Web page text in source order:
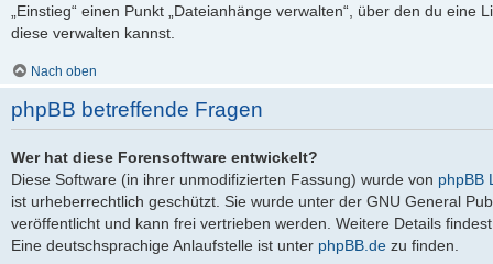
„Einstieg“ einen Punkt „Dateianhänge verwalten“, über den du
diese verwalten kannst.
Nach oben
phpBB betreffende Fragen
Wer hat diese Forensoftware entwickelt?
Diese Software (in ihrer unmodifizierten Fassung) wurde von phpBB
ist urheberrechtlich geschützt. Sie wurde unter der GNU General
veröffentlicht und kann frei vertrieben werden. Weitere Details
Eine deutschsprachige Anlaufstelle ist unter phpBB.de zu finden.